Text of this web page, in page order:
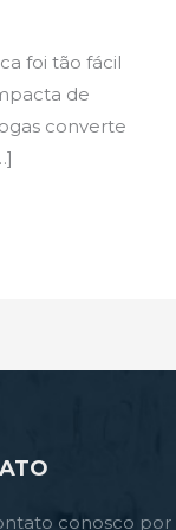
foi tão fácil
de
converte
conosco por